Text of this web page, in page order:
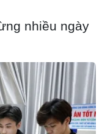
giao hệ
nhiều ngày